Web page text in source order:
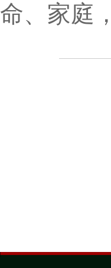
命、家庭